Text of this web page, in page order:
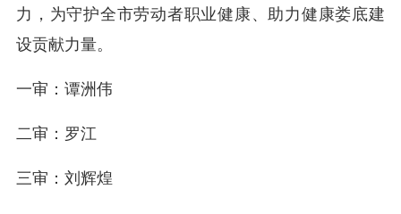
力，为守护全市劳动者职业健康、助力健康娄底建
设贡献力量。
一审：谭洲伟
二审：罗江
三审：刘辉煌